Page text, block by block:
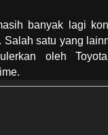
lagi
Salah satu yang
oleh